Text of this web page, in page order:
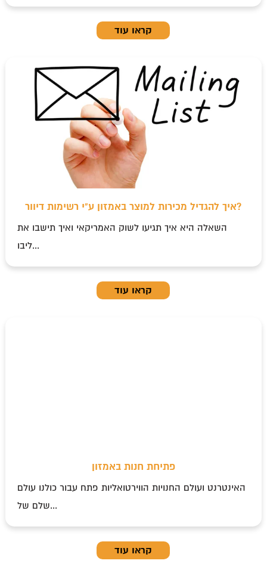
קראו עוד
איך להגדיל מכירות למוצר באמזון ע"י רשימות דיוור?
השאלה היא איך תגיעו לשוק האמריקאי ואיך תישבו את
ליבו...
קראו עוד
פתיחת חנות באמזון
האינטרנט ועולם החנויות הווירטואליות פתח עבור כולנו עולם
שלם של...
קראו עוד